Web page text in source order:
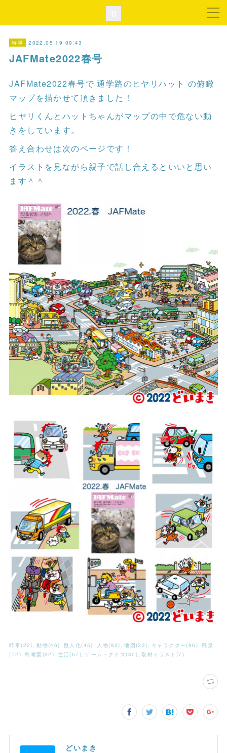
時事 2022.05.19 09:43
JAFMate2022春号
JAFMate2022春号で 通学路のヒヤリハット の俯瞰
マップを描かせて頂きました！
ヒヤリくんとハットちゃんがマップの中で危ない動
きをしています。
答え合わせは次のページです！
イラストを見ながら親子で話し合えるといいと思い
ます＾＾
時事(22) 動物 (46) 擬人化(45) 人物 (83) 地図 (23) キャラクター (86 )
風景
(72 ) 鳥瞰図 (32 ) 生活(67 ) ゲーム・クイズ(30 ) 取材イラスト (7 )
どいまき